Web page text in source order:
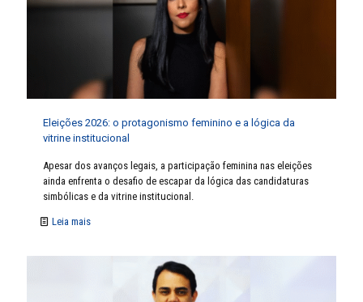
Eleições 2026: o protagonismo feminino e a lógica da
vitrine institucional
Apesar dos avanços legais, a participação feminina nas eleições
ainda enfrenta o desafio de escapar da lógica das candidaturas
simbólicas e da vitrine institucional.
Leia mais